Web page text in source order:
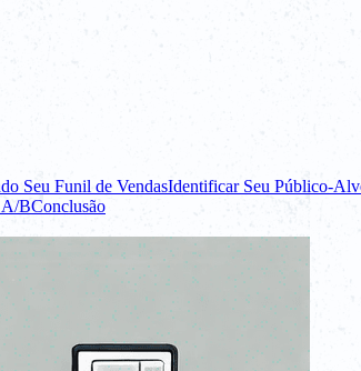
Seu Funil de VendasIdentificar Seu Público-
A/BConclusão